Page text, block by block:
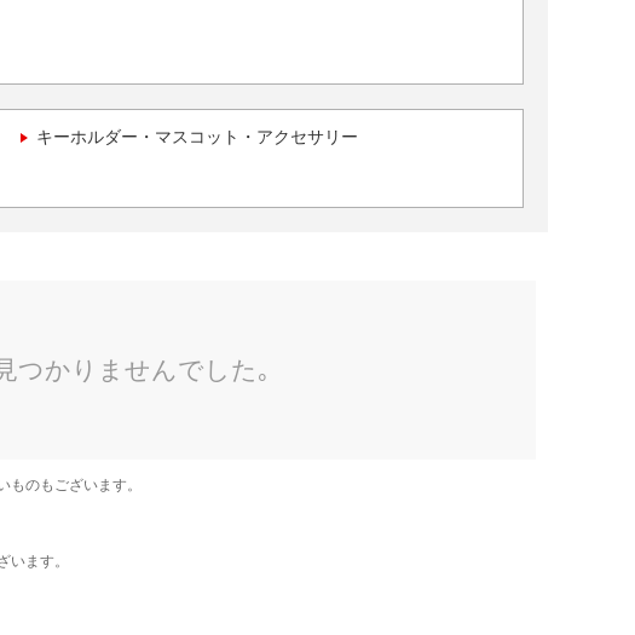
キーホルダー・マスコット・アクセサリー